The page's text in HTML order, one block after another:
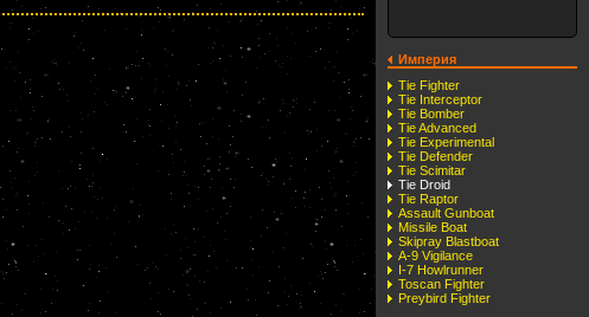
Империя
Tie Fighter
Tie Interceptor
Tie Bomber
Tie Advanced
Tie Experimental
Tie Defender
Tie Scimitar
Tie Droid
Tie Raptor
Assault Gunboat
Missile Boat
Skipray Blastboat
A-9 Vigilance
I-7 Howlrunner
Toscan Fighter
Preybird Fighter